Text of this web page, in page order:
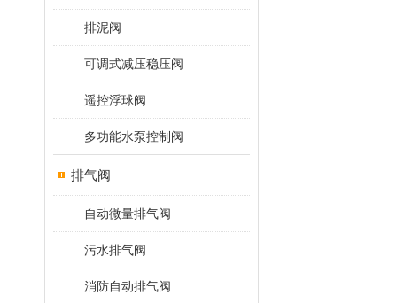
排泥阀
可调式减压稳压阀
遥控浮球阀
多功能水泵控制阀
排气阀
自动微量排气阀
污水排气阀
消防自动排气阀